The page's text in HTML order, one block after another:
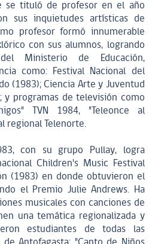
se tituló de profesor en el año
sus inquietudes artísticas de
profesor formó innumerable
con sus alumnos, logrando
Ministerio de Educación,
como: Festival Nacional del
(1983); Ciencia Arte y Juventud
y programas de televisión como
TVN 1984, "Teleonce al
regional Telenorte.
con su grupo Pullay, logra
Children's Music Festival
(1983) en donde obtuvieron el
el Premio Julie Andrews. Ha
musicales con canciones de
una temática regionalizada y
estudiantes de todas las